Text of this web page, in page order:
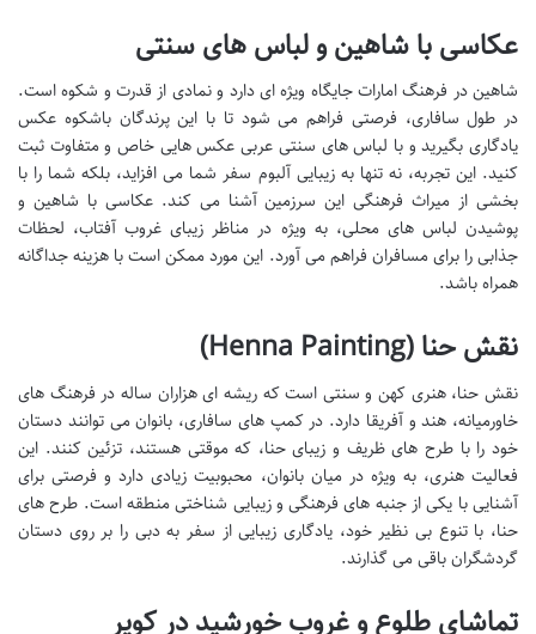
عکاسی با شاهین و لباس های سنتی
شاهین در فرهنگ امارات جایگاه ویژه ای دارد و نمادی از قدرت و شکوه است.
در طول سافاری، فرصتی فراهم می شود تا با این پرندگان باشکوه عکس
یادگاری بگیرید و با لباس های سنتی عربی عکس هایی خاص و متفاوت ثبت
کنید. این تجربه، نه تنها به زیبایی آلبوم سفر شما می افزاید، بلکه شما را با
بخشی از میراث فرهنگی این سرزمین آشنا می کند. عکاسی با شاهین و
پوشیدن لباس های محلی، به ویژه در مناظر زیبای غروب آفتاب، لحظات
جذابی را برای مسافران فراهم می آورد. این مورد ممکن است با هزینه جداگانه
همراه باشد.
نقش حنا (Henna Painting)
نقش حنا، هنری کهن و سنتی است که ریشه ای هزاران ساله در فرهنگ های
خاورمیانه، هند و آفریقا دارد. در کمپ های سافاری، بانوان می توانند دستان
خود را با طرح های ظریف و زیبای حنا، که موقتی هستند، تزئین کنند. این
فعالیت هنری، به ویژه در میان بانوان، محبوبیت زیادی دارد و فرصتی برای
آشنایی با یکی از جنبه های فرهنگی و زیبایی شناختی منطقه است. طرح های
حنا، با تنوع بی نظیر خود، یادگاری زیبایی از سفر به دبی را بر روی دستان
گردشگران باقی می گذارند.
تماشای طلوع و غروب خورشید در کویر